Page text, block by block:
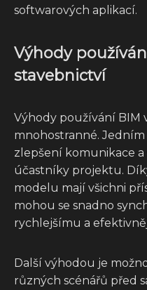
softwarových aplikací.
Výhody
stavebnictví
Výhody používání BIM
mnohostranné.
zlepšení komunikace
účastníky projektu.
modelu mají všichni
mohou se snadno
rychlejšímu a
Další výhodou je
různých scénářů před